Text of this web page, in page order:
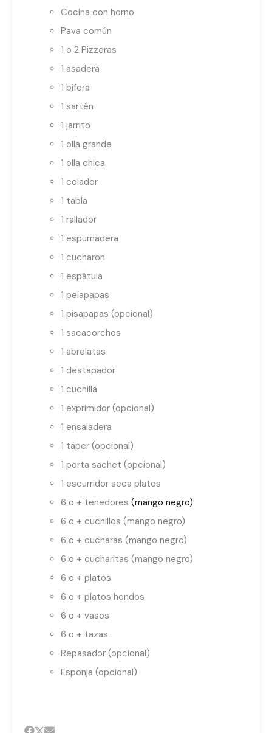
Cocina con horno
Pava común
1 o 2 Pizzeras
1 asadera
1 bífera
1 sartén
1 jarrito
1 olla grande
1 olla chica
1 colador
1 tabla
1 rallador
1 espumadera
1 cucharon
1 espátula
1 pelapapas
1 pisapapas (opcional)
1 sacacorchos
1 abrelatas
1 destapador
1 cuchilla
1 exprimidor (opcional)
1 ensaladera
1 táper (opcional)
1 porta sachet (opcional)
1 escurridor seca platos
6 o + tenedores (mango negro)
6 o + cuchillos (mango negro)
6 o + cucharas (mango negro)
6 o + cucharitas (mango negro)
6 o + platos
6 o + platos hondos
6 o + vasos
6 o + tazas
Repasador (opcional)
Esponja (opcional)